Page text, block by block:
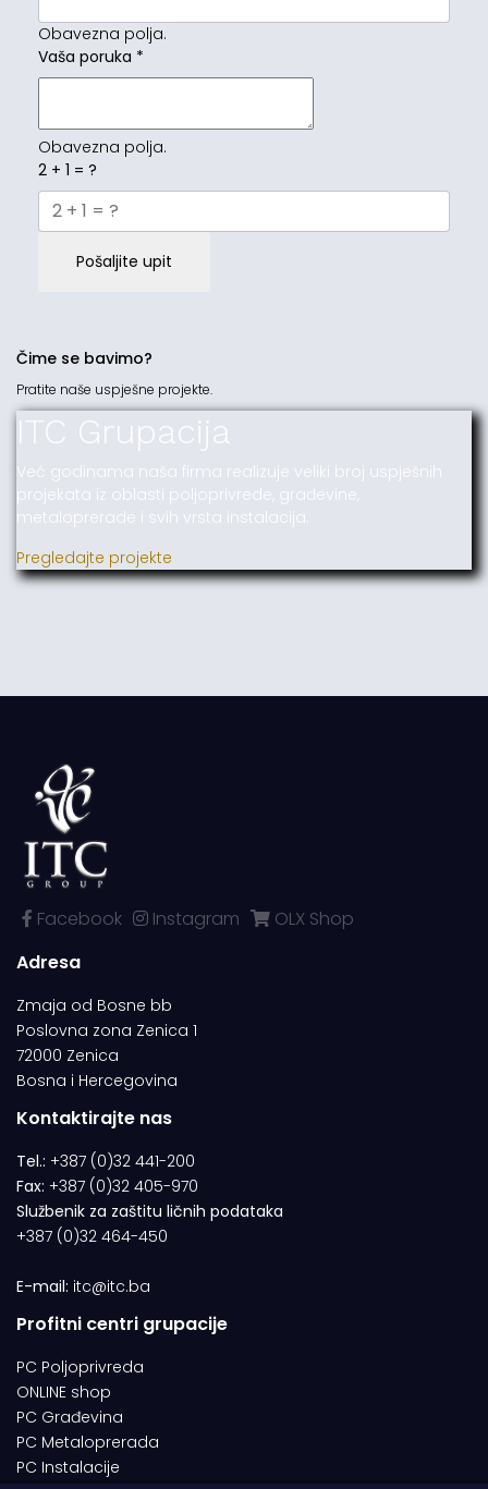
Obavezna polja.
Vaša poruka *
Obavezna polja.
2 + 1 = ?
Pošaljite upit
Čime se bavimo?
Pratite naše uspješne projekte.
ITC Grupacija
Već godinama naša firma realizuje veliki broj uspješnih
projekata iz oblasti poljoprivrede, građevine,
metaloprerade i svih vrsta instalacija.
Pregledajte projekte
Facebook Instagram
OLX Shop
Adresa
Zmaja od Bosne bb
Poslovna zona Zenica 1
72000 Zenica
Bosna i Hercegovina
Kontaktirajte nas
Tel.: +387 (0)32 441-200
Fax: +387 (0)32 405-970
Službenik za zaštitu ličnih podataka
+387 (0)32 464-450
E-mail: itc@itc.ba
Profitni centri grupacije
PC Poljoprivreda
ONLINE shop
PC Građevina
PC Metaloprerada
PC Instalacije